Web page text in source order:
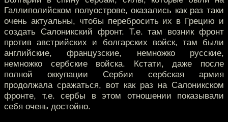
Галлиполийском полуострове, оказались как раз таки
очень актуальны, чтобы перебросить их в Грецию и
создать Салоникский фронт. Т.е. там возник фронт
против австрийских и болгарских войск, там были
английские, французские, немножко русские,
немножко сербские войска. Кстати, даже после
полной оккупации Сербии сербская армия
продолжала сражаться, вот как раз на Салоникском
фронте, т.е. сербы в этом отношении показывали
себя очень достойно.